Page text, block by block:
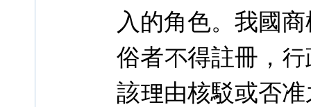
入的角色。我國
俗者不得註冊，
該理由核駁或否